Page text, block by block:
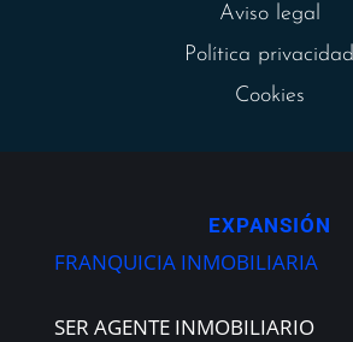
Aviso legal
Política privacidad
Cookies
EXPANSIÓN
FRANQUICIA INMOBILIARIA
SER AGENTE INMOBILIARIO